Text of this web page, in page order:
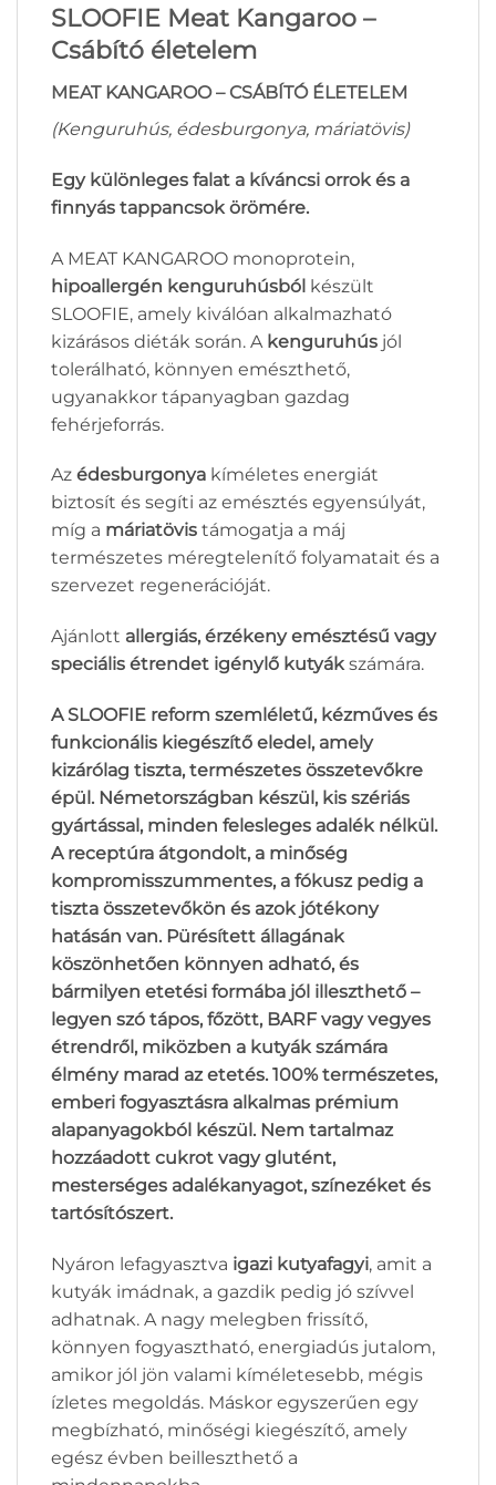
SLOOFIE Meat Kangaroo –
Csábító életelem
MEAT KANGAROO – CSÁBÍTÓ ÉLETELEM
(Kenguruhús, édesburgonya, máriatövis)
Egy különleges falat a kíváncsi orrok és a
finnyás tappancsok örömére.
A MEAT KANGAROO monoprotein,
hipoallergén kenguruhúsból készült
SLOOFIE, amely kiválóan alkalmazható
kizárásos diéták során. A kenguruhús jól
tolerálható, könnyen emészthető,
ugyanakkor tápanyagban gazdag
fehérjeforrás.
Az édesburgonya kíméletes energiát
biztosít és segíti az emésztés egyensúlyát,
míg a máriatövis támogatja a máj
természetes méregtelenítő folyamatait és a
szervezet regenerációját.
Ajánlott allergiás, érzékeny emésztésű vagy
speciális étrendet igénylő kutyákszámára.
A SLOOFIE reform szemléletű, kézműves és
funkcionális kiegészítő eledel, amely
kizárólag tiszta, természetes összetevőkre
épül. Németországban készül, kis szériás
gyártással, minden felesleges adalék nélkül.
A receptúra átgondolt, a minőség
kompromisszummentes, a fókusz pedig a
tiszta összetevőkön és azok jótékony
hatásán van. Pürésített állagának
köszönhetően könnyen adható, és
bármilyen etetési formába jól illeszthető –
legyen szó tápos, főzött, BARF vagy vegyes
étrendről, miközben a kutyák számára
élmény marad az etetés. 100% természetes,
emberi fogyasztásra alkalmas prémium
alapanyagokból készül. Nem tartalmaz
hozzáadott cukrot vagy glutént,
mesterséges adalékanyagot, színezéket és
tartósítószert.
Nyáron lefagyasztva igazi kutyafagyi, amit a
kutyák imádnak, a gazdik pedig jó szívvel
adhatnak. A nagy melegben frissítő,
könnyen fogyasztható, energiadús jutalom,
amikor jól jön valami kíméletesebb, mégis
ízletes megoldás. Máskor egyszerűen egy
megbízható, minőségi kiegészítő, amely
egész évben beilleszthető a